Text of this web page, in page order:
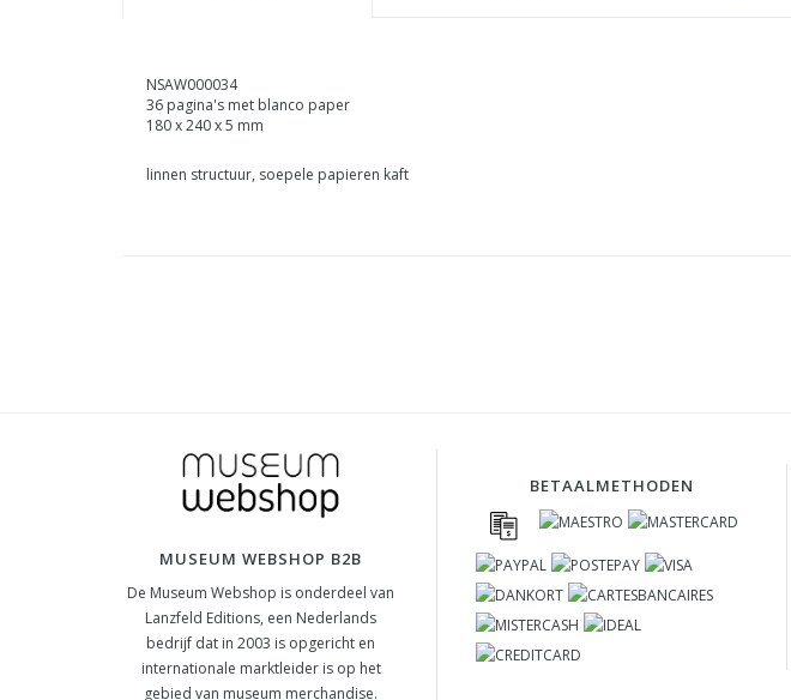
NSAW000034
36 pagina's met blanco paper
180 x 240 x 5 mm
linnen structuur, soepele papieren kaft
MUSEUM WEBSHOP B2B
De Museum Webshop is onderdeel van
Lanzfeld Editions, een Nederlands
bedrijf dat in 2003 is opgericht en
internationale marktleider is op het
gebied van museum merchandise.
BETAALMETHODEN